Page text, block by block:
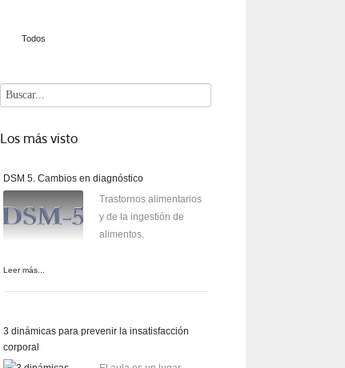
Todos
Los más visto
DSM 5. Cambios en diagnóstico
Trastornos alimentarios
y de la ingestión de
alimentos.
Leer más...
3 dinámicas para prevenir la insatisfacción
corporal